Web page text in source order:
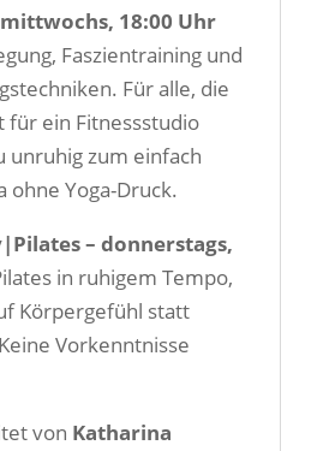
18:00 Uhr
Faszientraining und
Für alle, die
für ein Fitnessstudio
unruhig zum einfach
ohne Yoga-Druck.
– donnerstags,
in ruhigem Tempo,
Körpergefühl statt
Vorkenntnisse
von Katharina